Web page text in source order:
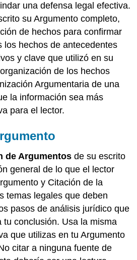
una defensa legal efectiva.
su Argumento completo,
de hechos para confirmar
los hechos de antecedentes
y clave que utilizó en su
de los hechos
Argumentaria de una
la información sea más
para el lector.
de Argumentos de su escrito
general de lo que el lector
y Citación de la
temas legales que deben
pasos de análisis jurídico que
tu conclusión. Usa la misma
que utilizas en tu Argumento
citar a ninguna fuente de